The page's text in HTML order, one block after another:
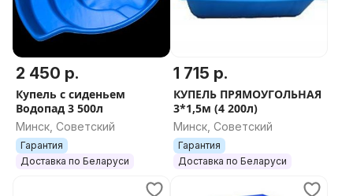
2 450 р.
Купель с сиденьем
Водопад 3 500л
Минск, Советский
Гарантия
Доставка по Беларуси
1 715 р.
КУПЕЛЬ ПРЯМОУГОЛЬНАЯ
3*1,5м (4 200л)
Минск, Советский
Гарантия
Доставка по Беларуси